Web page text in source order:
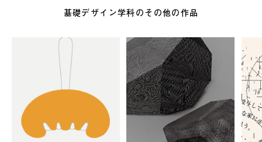
基礎デザイン学科のその他の作品